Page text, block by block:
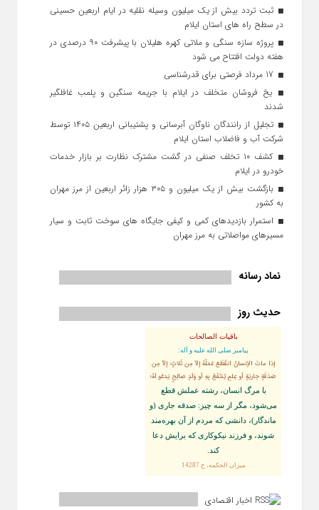
ثبت تردد بیش از یک میلیون وسیله نقلیه در ایام اربعین حسینی
در سطح راه‌ های استان ایلام
پروژه سازه سنگی و ملاتی کهره هلیلان با پیشرفت ۹۰ درصدی در
هفته دولت افتتاح می شود
یخ‌ فروشان متخلف در ایلام با جریمه سنگین و پلمب غافلگیر
شدند
تجلیل از رانندگان ناوگان آبرسانی و پشتیبانی اربعین ۱۴۰۵ توسط
شرکت آب و فاضلاب استان ایلام
کشف ۱۰ تخلف صنفی در گشت مشترک نظارت بر بازار خدمات
خودرو در ایلام
بازگشت بیش از یک میلیون و ۳۰۵ هزار زائر اربعین از مرز مهران
به کشور
استمرار بازدیدهای کمی و کیفی جایگاه‌ های سوخت ثابت و سیار
مسیرهای مواصلاتی به مرز مهران
نماد رسانه
حدیث روز
باقیات الصالحات
پيامبر صلى‏ الله‏ عليه ‏و‏ آله:
إذا ماتَ الإنسانُ انقَطَعَ عَمَلُهُ إلاّ مِن ثَلاثٍ: إلاّ مِن
صَدَقَةٍ جاريَةٍ أو عِلمٍ يُنتَفَعُ بِهِ أو وَلَدٍ صالِحٍ يَدعُو لَهُ؛
با مرگ انسان، رشته عملش قطع
مى‌شود، مگر از سه چيز: صدقه جارى (و
ماندگار)، دانشى كه مردم از آن بهره‏‌مند
شوند، و فرزند نيكوكارى كه برايش دعا
كند.
ميزان الحكمه، ح 14287
اخبار اقتصادی